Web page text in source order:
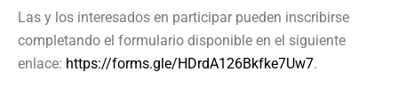
Las y los interesados en participar pueden inscribirse
completando el formulario disponible en el siguiente
enlace: https://forms.gle/HDrdA126Bkfke7Uw7.